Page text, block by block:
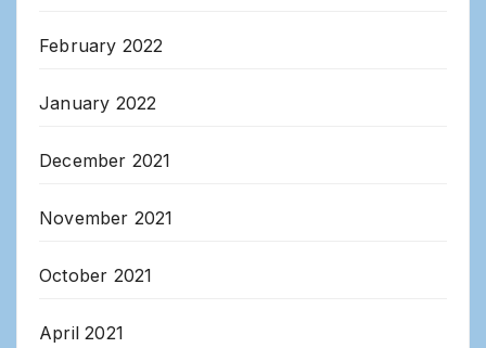
February 2022
January 2022
December 2021
November 2021
October 2021
April 2021